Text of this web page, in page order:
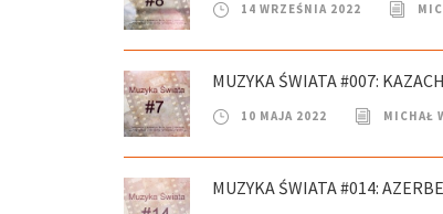
14 WRZEŚNIA 2022
MUZYKA ŚWIATA #007:
10 MAJA 2022 MICHAŁ
MUZYKA ŚWIATA #014: